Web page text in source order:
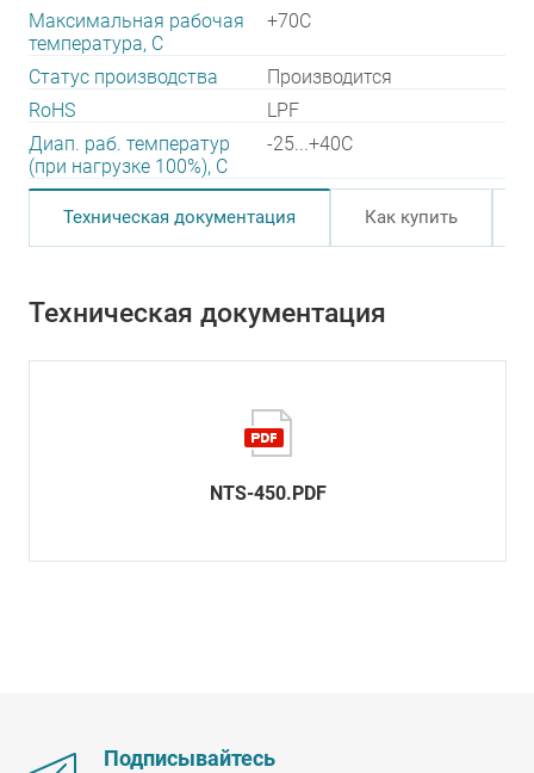
Максимальная рабочая
температура, C
+70C
Статус производства
Производится
RoHS
LPF
Диап. раб. температур
(при нагрузке 100%), C
-25...+40C
Техническая документация Как купить
Техническая документация
NTS-450.PDF
Подписывайтесь